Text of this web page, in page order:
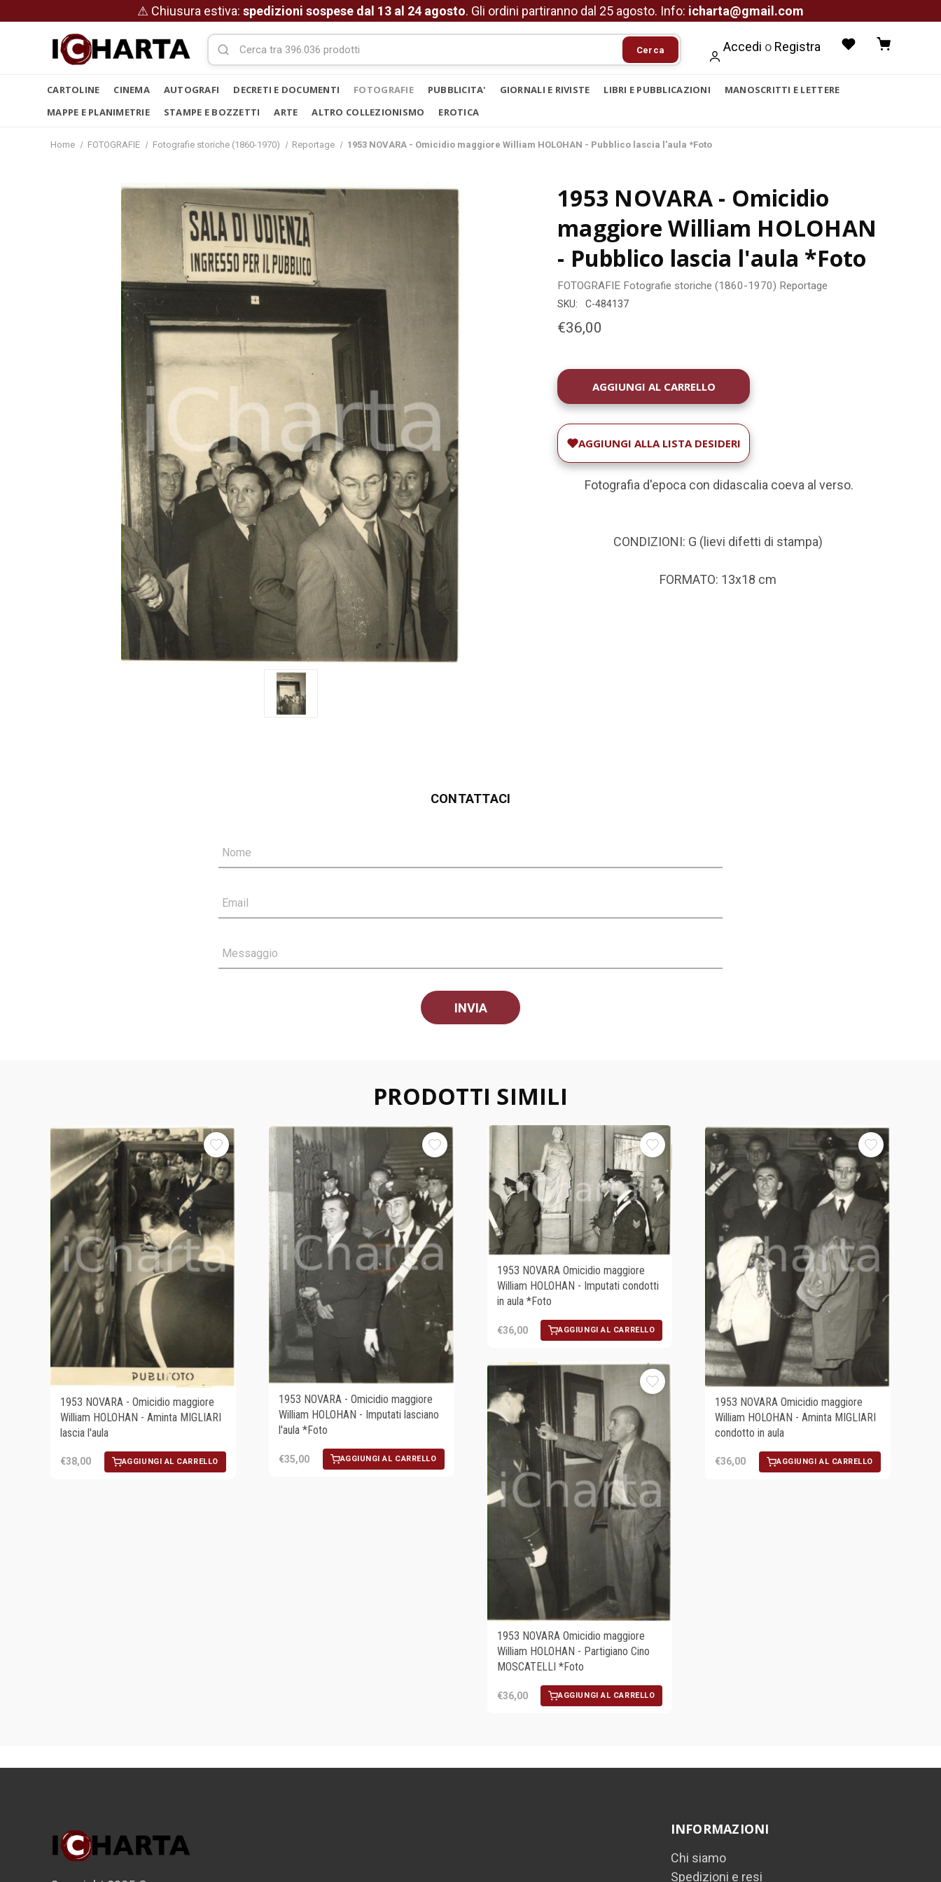
⚠ Chiusura estiva: spedizioni sospese dal 13 al 24 agosto. Gli ordini partiranno dal 25 agosto. Info: icharta@gmail.com
Cerca Accedi o Registra
CARTOLINE CINEMA AUTOGRAFI DECRETI E DOCUMENTI FOTOGRAFIE PUBBLICITA' GIORNALI E RIVISTE LIBRI E PUBBLICAZIONI
MANOSCRITTI E LETTERE
MAPPE E PLANIMETRIE
STAMPE E BOZZETTI ARTE ALTRO COLLEZIONISMO EROTICA
Home FOTOGRAFIE Fotografie storiche (1860-1970) Reportage 1953 NOVARA - Omicidio maggiore William HOLOHAN - Pubblico lascia l'aula *Foto
1953 NOVARA - Omicidio
maggiore William HOLOHAN
- Pubblico lascia l'aula *Foto
FOTOGRAFIE Fotografie storiche (1860-1970) Reportage
SKU: C-484137
€36,00
DISPONIBILITÀ
ATTUALE:
AGGIUNGI ALLA LISTA DESIDERI
Fotografia d'epoca con didascalia coeva al verso.
CONDIZIONI: G (lievi difetti di stampa)
FORMATO: 13x18 cm
CONTATTACI
Nome
Email
Messaggio
PRODOTTI SIMILI
1953 NOVARA - Omicidio maggiore
William HOLOHAN - Aminta MIGLIARI
lascia l'aula
€38,00 AGGIUNGI AL CARRELLO
1953 NOVARA - Omicidio maggiore
William HOLOHAN - Imputati lasciano
l'aula *Foto
€35,00 AGGIUNGI AL CARRELLO
1953 NOVARA Omicidio maggiore
William HOLOHAN - Imputati condotti
in aula *Foto
€36,00 AGGIUNGI AL CARRELLO
1953 NOVARA Omicidio maggiore
William HOLOHAN - Aminta MIGLIARI
condotto in aula
€36,00 AGGIUNGI AL CARRELLO
1953 NOVARA Omicidio maggiore
William HOLOHAN - Partigiano Cino
MOSCATELLI *Foto
€36,00 AGGIUNGI AL CARRELLO
INFORMAZIONI
Chi siamo
Spedizioni e resi